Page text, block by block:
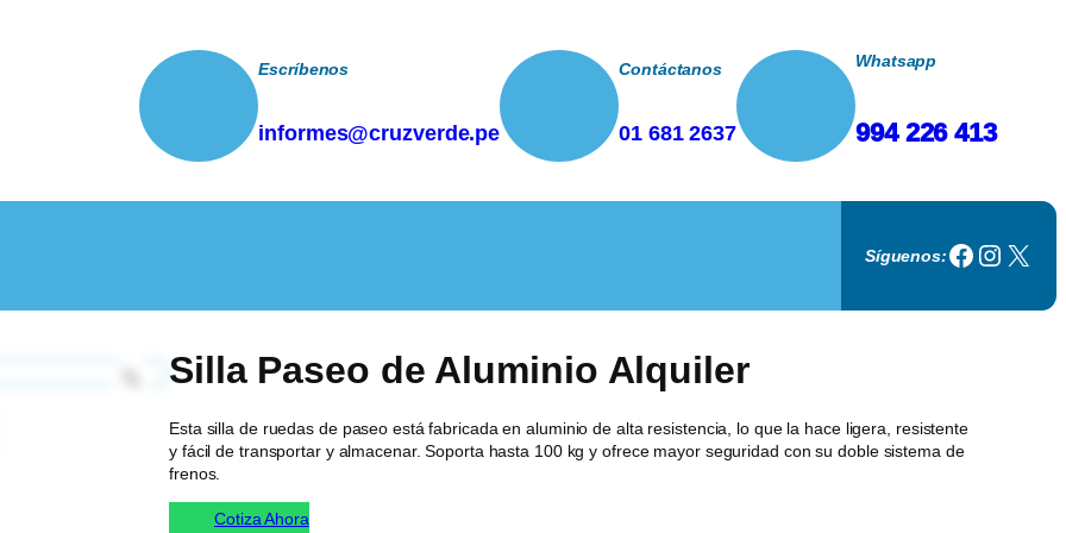
Escríbenos
informes@cruzverde.pe
Contáctanos
01 681 2637
Whatsapp
994 226 413
Síguenos: X
Silla Paseo de Aluminio Alquiler
Esta silla de ruedas de paseo está fabricada en aluminio de alta resistencia, lo que la hace ligera, resistente
y fácil de transportar y almacenar. Soporta hasta 100 kg y ofrece mayor seguridad con su doble sistema de
frenos.
Cotiza Ahora